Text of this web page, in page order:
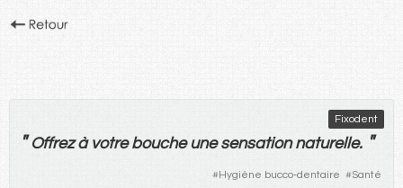
Fixodent
" Offrez à votre bouche une sensation naturelle. "
#Hygiène bucco-dentaire #Santé